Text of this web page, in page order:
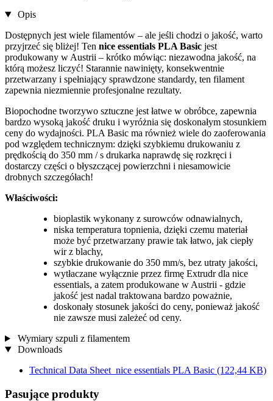
Opis
Dostępnych jest wiele filamentów – ale jeśli chodzi o jakość, warto
przyjrzeć się bliżej! Ten nice essentials PLA Basic jest
produkowany w Austrii – krótko mówiąc: niezawodna jakość, na
którą możesz liczyć! Starannie nawinięty, konsekwentnie
przetwarzany i spełniający sprawdzone standardy, ten filament
zapewnia niezmiennie profesjonalne rezultaty.
Biopochodne tworzywo sztuczne jest łatwe w obróbce, zapewnia
bardzo wysoką jakość druku i wyróżnia się doskonałym stosunkiem
ceny do wydajności. PLA Basic ma również wiele do zaoferowania
pod względem technicznym: dzięki szybkiemu drukowaniu z
prędkością do 350 mm / s drukarka naprawdę się rozkręci i
dostarczy części o błyszczącej powierzchni i niesamowicie
drobnych szczegółach!
Właściwości:
bioplastik wykonany z surowców odnawialnych,
niska temperatura topnienia, dzięki czemu materiał
może być przetwarzany prawie tak łatwo, jak ciepły
wir z blachy,
szybkie drukowanie do 350 mm/s, bez utraty jakości,
wytłaczane wyłącznie przez firmę Extrudr dla nice
essentials, a zatem produkowane w Austrii - gdzie
jakość jest nadal traktowana bardzo poważnie,
doskonały stosunek jakości do ceny, ponieważ jakość
nie zawsze musi zależeć od ceny.
Wymiary szpuli z filamentem
Downloads
Technical Data Sheet_nice essentials PLA Basic (122,44 KB)
Pasujące produkty